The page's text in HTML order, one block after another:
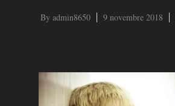
By admin8650 9 novembre 2018